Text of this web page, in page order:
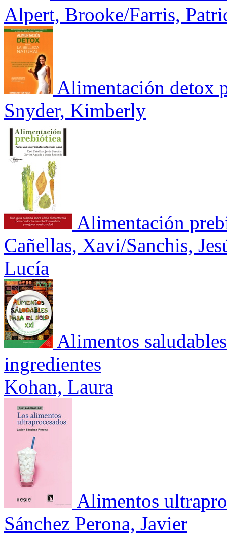
Alpert, Brooke/Farris,
Alimentación detox
Snyder, Kimberly
Alimentación
Cañellas, Xavi/Sanchis,
Lucía
Alimentos
ingredientes
Kohan, Laura
Alimentos
Sánchez Perona, Javier